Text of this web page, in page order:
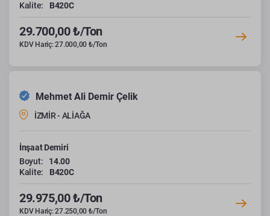
Kalite:
B420C
29.700,00 ₺/Ton
KDV Hariç: 27.000,00 ₺/Ton
Mehmet Ali Demir Çelik
İZMİR - ALİAĞA
İnşaat Demiri
Boyut:
14.00
Kalite:
B420C
29.975,00 ₺/Ton
KDV Hariç: 27.250,00 ₺/Ton